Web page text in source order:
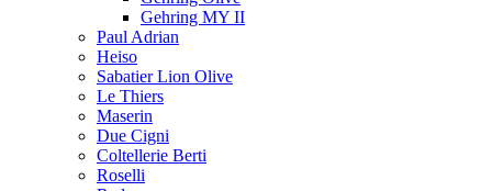
Gehring MY II
Paul Adrian
Heiso
Sabatier Lion Olive
Le Thiers
Maserin
Due Cigni
Coltellerie Berti
Roselli